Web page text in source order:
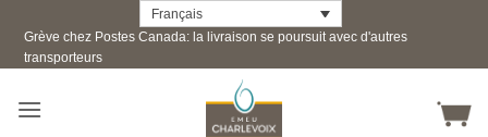
content
Français
Grève chez Postes Canada: la livraison se poursuit avec d'autres
transporteurs